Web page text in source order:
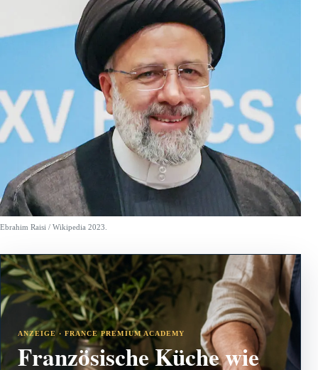
Ebrahim Raisi / Wikipedia 2023.
ANZEIGE · FRANCE PREMIUM ACADEMY
Französische Küche wie